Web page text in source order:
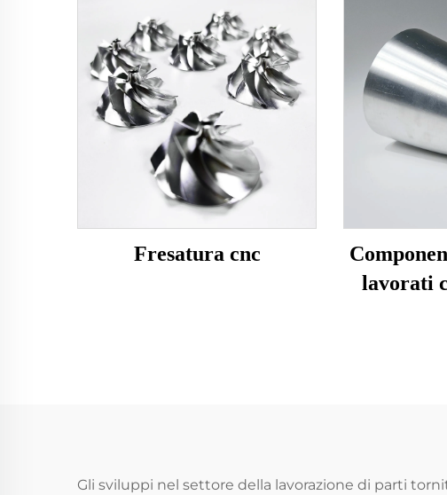
Fresatura cnc
lavorati
Gli sviluppi nel settore della lavorazione di parti